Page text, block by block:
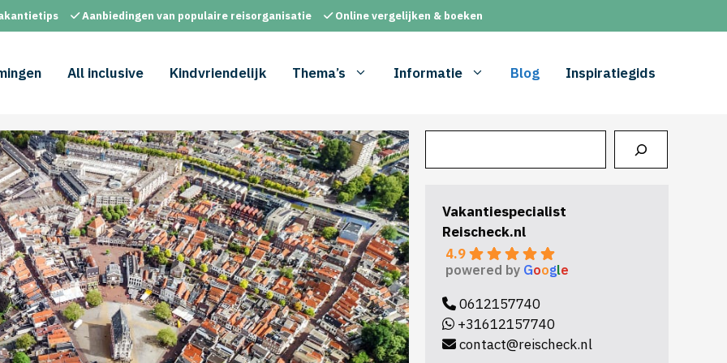
Aanbiedingen van populaire reisorganisatie Online vergelijken & boeken
All inclusive Kindvriendelijk Thema’s Informatie Blog Inspiratiegids
Vakantiespecialist
Reischeck.nl
4.9
powered by Google
0612157740
+31612157740
contact@reischeck.nl